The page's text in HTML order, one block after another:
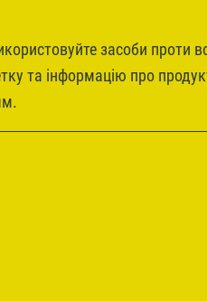
засоби проти
та інформацію про